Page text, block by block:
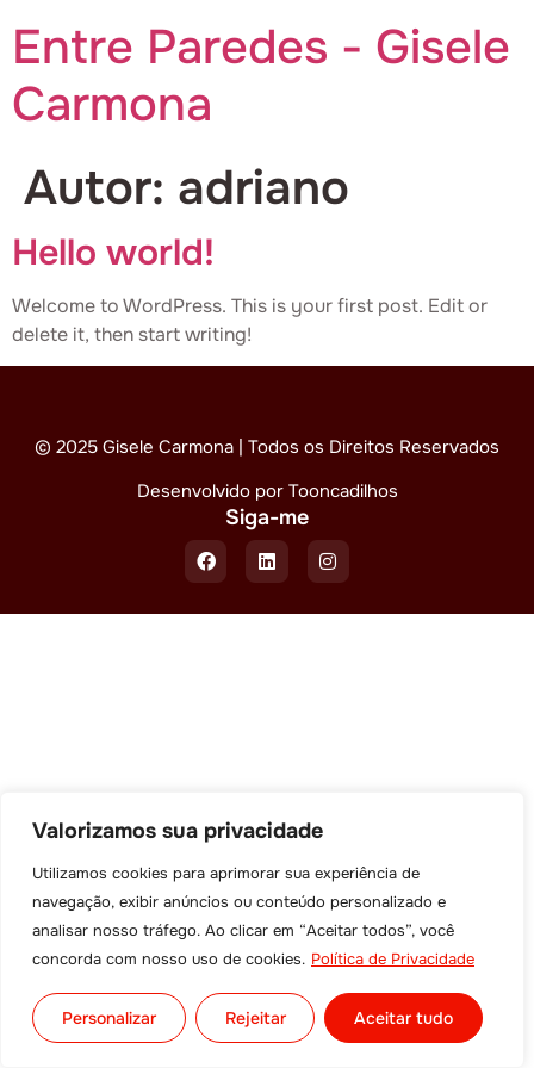
Valorizamos sua privacidade
Utilizamos cookies para aprimorar sua experiência de
navegação, exibir anúncios ou conteúdo personalizado e
analisar nosso tráfego. Ao clicar em “Aceitar todos”, você
concorda com nosso uso de cookies. Política de Privacidade
Personalizar Rejeitar Aceitar tudo
Entre Paredes - Gisele
Carmona
Autor: adriano
Hello world!
Welcome to WordPress. This is your first post. Edit or
delete it, then start writing!
© 2025 Gisele Carmona | Todos os Direitos Reservados
Desenvolvido por Tooncadilhos
Siga-me